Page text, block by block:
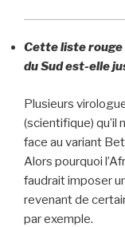
Cette liste rouge
du Sud est-elle
Plusieurs
(scientifique) qu’il
face au variant
Alors pourquoi
faudrait imposer
revenant de
par exemple.